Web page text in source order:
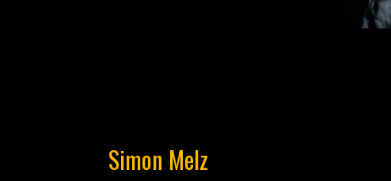
Simon Melz